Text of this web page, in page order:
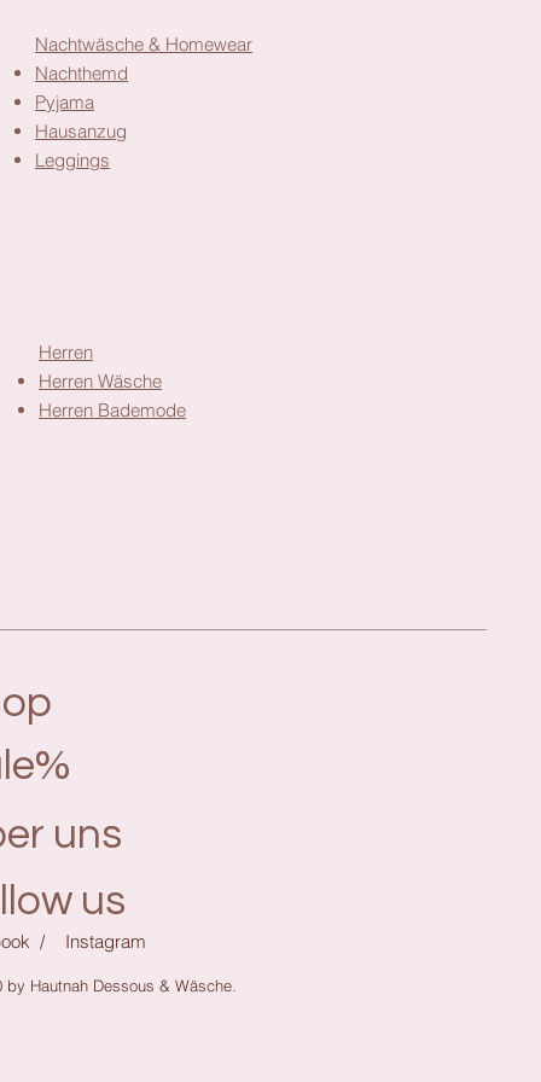
Nachtwäsche & Homewear
Nachthemd
Pyjama
Hausanzug
Leggings
Herren
Herren Wäsche
Herren Bademode
uns
us
/ Instagram
by Hautnah Dessous & Wäsche.